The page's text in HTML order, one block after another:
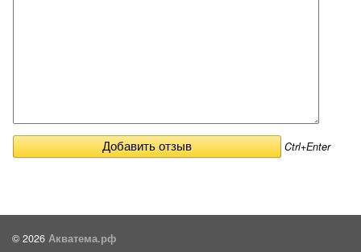
Ctrl+Enter
© 2026 Акватема.рф